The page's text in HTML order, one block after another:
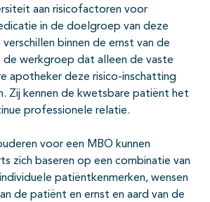
aan risicofactoren voor
in de doelgroep van deze
binnen de ernst van de
werkgroep dat alleen de vaste
apotheker deze risico-inschatting
Zij kennen de kwetsbare patiënt het
professionele relatie.
voor een MBO kunnen
zich baseren op een combinatie van
patiëntkenmerken, wensen
de patiënt en ernst en aard van de